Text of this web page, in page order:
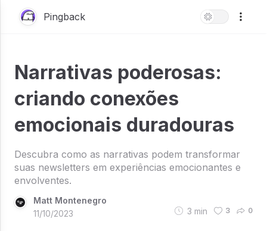
Pingback
Narrativas poderosas:
criando conexões
emocionais duradouras
Descubra como as narrativas podem transformar
suas newsletters em experiências emocionantes e
envolventes.
Matt Montenegro
11/10/2023
3 min 3 0